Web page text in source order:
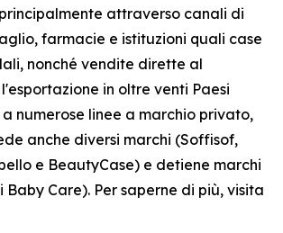
attraverso canali di
farmacie e istituzioni quali case
nonché vendite dirette al
in oltre venti Paesi
numerose linee a marchio privato,
anche diversi marchi (Soffisof,
e BeautyCase) e detiene marchi
Baby Care). Per saperne di più, visita